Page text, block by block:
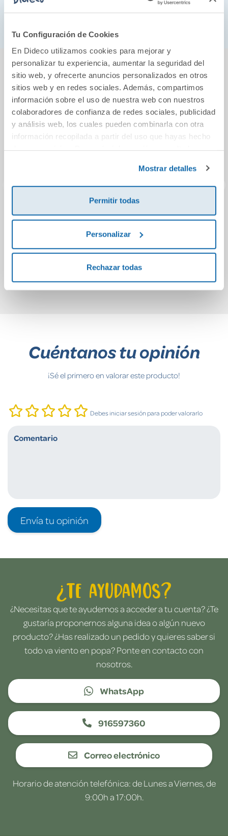
Tu Configuración de Cookies
En Dideco utilizamos cookies para mejorar y
personalizar tu experiencia, aumentar la seguridad del
sitio web, y ofrecerte anuncios personalizados en otros
sitios web y en redes sociales. Además, compartimos
información sobre el uso de nuestra web con nuestros
colaboradores de confianza de redes sociales, publicidad
y análisis web, los cuales pueden combinarla con otra
información recopilada a partir del uso que hayas hecho
Mostrar detalles
Permitir todas
Personalizar
Rechazar todas
Desarrollarán la motricidad fina y el vocabulario
También podría gustarte...
Lámpara de noche
león
36,95€
Marcapáginas 3D
cocodrilo Snaggy
Croc.
AuchBookmark
6,95€
Cuéntanos tu opinión
¡Sé el primero en valorar este producto!
Debes iniciar sesión para poder valorarlo
Envía tu opinión
¿Te ayudamos?
¿Necesitas que te ayudemos a acceder a tu cuenta? ¿Te
gustaría proponernos alguna idea o algún nuevo
producto? ¿Has realizado un pedido y quieres saber si
todo va viento en popa? Ponte en contacto con
nosotros.
WhatsApp
916597360
Correo electrónico
Horario de atención telefónica: de Lunes a Viernes, de
9:00h a 17:00h.